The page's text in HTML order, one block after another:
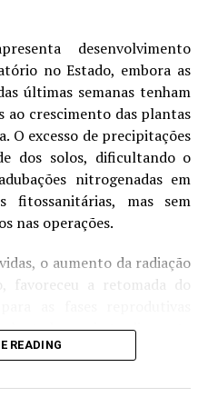
frescos, com grande
e tarde.
Milho – MAIS SOJA
Trigo – MAIS SOJA
desenvolvimento
no Estado, embora as
últimas semanas tenham
crescimento das plantas
O excesso de precipitações
dos solos, dificultando o
nitrogenadas em
fitossanitárias, mas sem
nas operações.
o aumento da radiação
favoreceu a retomada do
mais tardiamente
vegetativo e
READING